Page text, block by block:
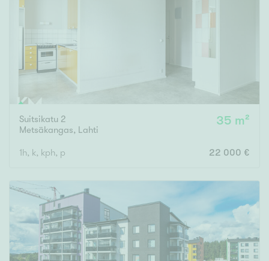
Suitsikatu 2
Metsäkangas, Lahti
35 m²
1h, k, kph, p 22 000 €